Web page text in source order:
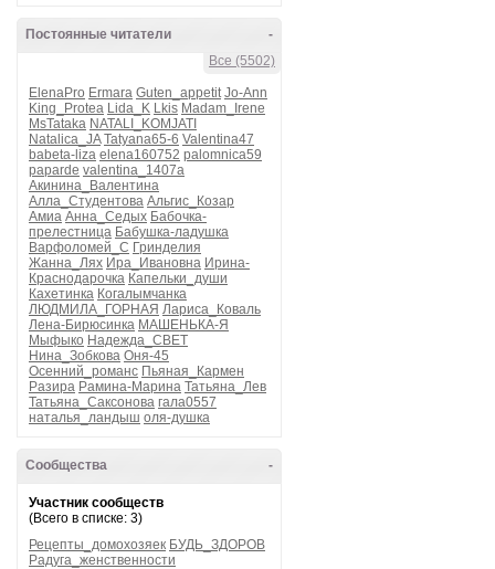
-
Постоянные читатели
Все (5502)
ElenaPro Ermara Guten_appetit Jo-Ann
King_Protea Lida_K Lkis Madam_Irene
MsTataka NATALI_KOMJATI
Natalica_JA Tatyana65-6 Valentina47
babeta-liza elena160752 palomnica59
paparde valentina_1407a
Акинина_Валентина
Алла_Студентова Альгис_Козар
Амиа Анна_Седых Бабочка-
прелестница Бабушка-ладушка
Варфоломей_С Гринделия
Жанна_Лях Ира_Ивановна Ирина-
Краснодарочка Капельки_души
Кахетинка Когалымчанка
ЛЮДМИЛА_ГОРНАЯ Лариса_Коваль
Лена-Бирюсинка МАШЕНЬКА-Я
Мыфыко Надежда_СВЕТ
Нина_Зобкова Оня-45
Осенний_романс Пьяная_Кармен
Разира Рамина-Марина Татьяна_Лев
Татьяна_Саксонова гала0557
наталья_ландыш оля-душка
-
Сообщества
Участник сообществ
(Всего в списке: 3)
Рецепты_домохозяек БУДЬ_ЗДОРОВ
Радуга_женственности